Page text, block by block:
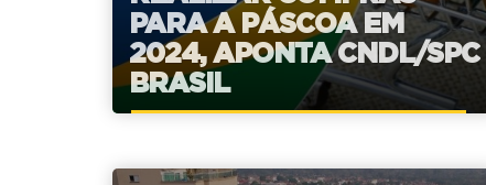
PARA A PÁSCOA EM
2024, APONTA CNDL/SPC
BRASIL